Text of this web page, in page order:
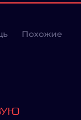
Похожие